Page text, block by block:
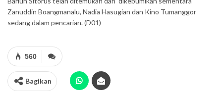
Zanuddin Boangmanalu, Nadia Hasugian dan Kino Tumanggor
sedang dalam pencarian. (D01)
560
Bagikan